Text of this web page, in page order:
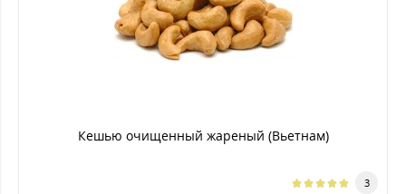
Кешью очищенный жареный (Вьетнам)
3